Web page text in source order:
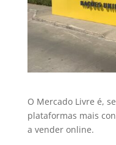
O Mercado Livre é,
plataformas mais
a vender online.